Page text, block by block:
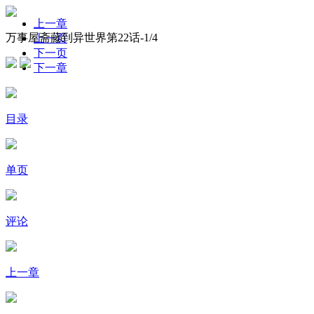
万事屋斋藤到异世界第22话-1/4
上一章
上一页
下一页
下一章
目录
单页
评论
上一章